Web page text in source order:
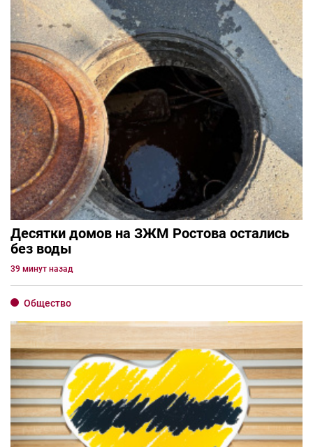
Десятки домов на ЗЖМ Ростова остались
без воды
39 минут назад
Общество